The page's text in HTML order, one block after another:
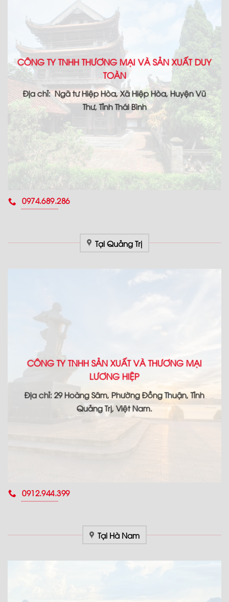
CÔNG TY TNHH THƯƠNG MẠI VÀ SẢN XUẤT DUY
TOÀN
Địa chỉ: Ngã tư Hiệp Hòa, Xã Hiệp Hòa, Huyện Vũ
Thư, Tỉnh Thái Bình
0974.689.286
Tại Quảng Trị
CÔNG TY TNHH SẢN XUẤT VÀ THƯƠNG MẠI
LƯƠNG HIỆP
Địa chỉ: 29 Hoàng Sâm, Phường Đồng Thuận, Tỉnh
Quảng Trị, Việt Nam.
0912.944.399
Tại Hà Nam